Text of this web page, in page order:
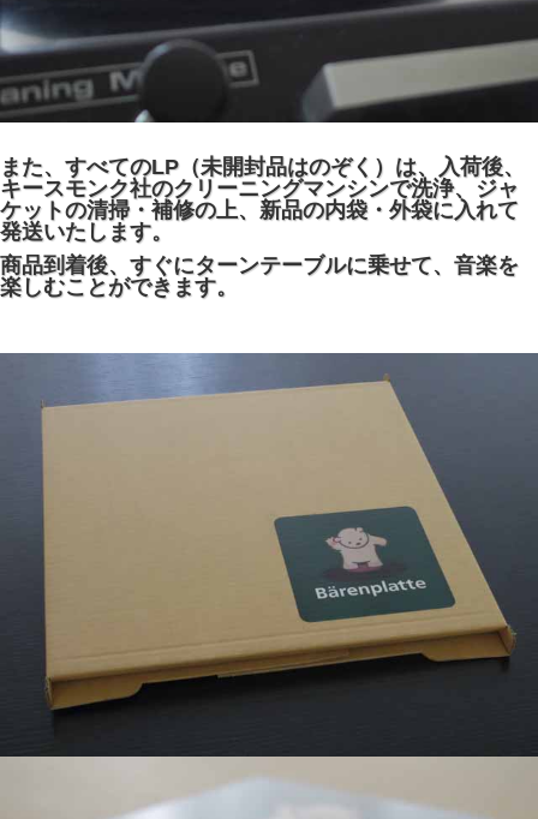
また、すべてのLP（未開封品はのぞく）は、入荷後、
キースモンク社のクリーニングマンシンで洗浄、ジャ
ケットの清掃・補修の上、新品の内袋・外袋に入れて
発送いたします。
商品到着後、すぐにターンテーブルに乗せて、音楽を
楽しむことができます。